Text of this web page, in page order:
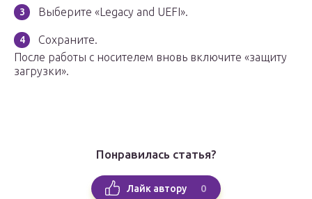
Выберите «Legacy and UEFI».
Сохраните.
После работы с носителем вновь включите «защиту
загрузки».
Понравилась статья?
Лайк автору 0